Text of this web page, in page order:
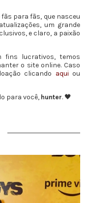
fãs para fãs, que nasceu
um grande
e claro, a paixão
fins lucrativos, temos
o site online. Caso
clicando aqui ou
para você, hunter. 🖤